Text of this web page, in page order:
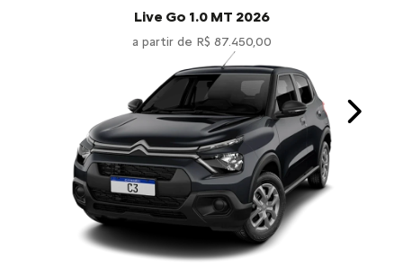
Live Go 1.0 MT 2026
a partir de R$ 87.450,00
Next